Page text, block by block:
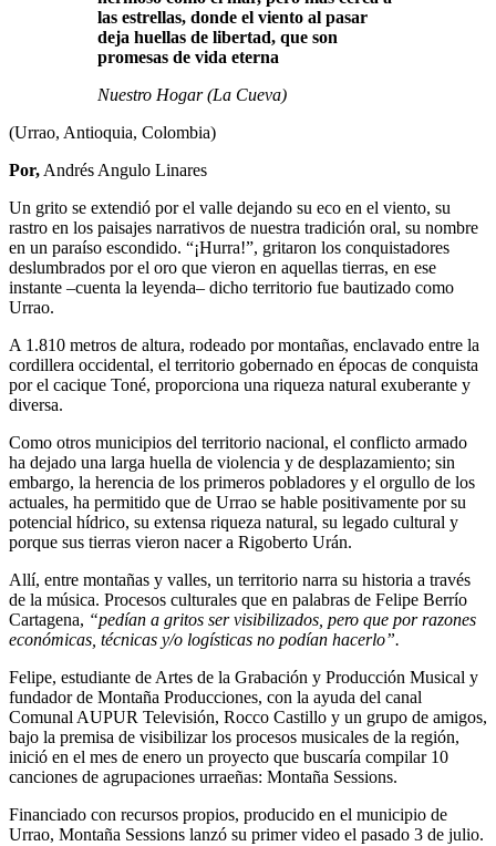
las estrellas, donde el viento al pasar
deja huellas de libertad, que son
promesas de vida eterna
Nuestro Hogar (La Cueva)
(Urrao, Antioquia, Colombia)
Por, Andrés Angulo Linares
Un grito se extendió por el valle dejando su eco en el viento, su
rastro en los paisajes narrativos de nuestra tradición oral, su nombre
en un paraíso escondido. “¡Hurra!”, gritaron los conquistadores
deslumbrados por el oro que vieron en aquellas tierras, en ese
instante –cuenta la leyenda– dicho territorio fue bautizado como
Urrao.
A 1.810 metros de altura, rodeado por montañas, enclavado entre la
cordillera occidental, el territorio gobernado en épocas de conquista
por el cacique Toné, proporciona una riqueza natural exuberante y
diversa.
Como otros municipios del territorio nacional, el conflicto armado
ha dejado una larga huella de violencia y de desplazamiento; sin
embargo, la herencia de los primeros pobladores y el orgullo de los
actuales, ha permitido que de Urrao se hable positivamente por su
potencial hídrico, su extensa riqueza natural, su legado cultural y
porque sus tierras vieron nacer a Rigoberto Urán.
Allí, entre montañas y valles, un territorio narra su historia a través
de la música. Procesos culturales que en palabras de Felipe Berrío
Cartagena, “pedían a gritos ser visibilizados, pero que por razones
económicas, técnicas y/o logísticas no podían hacerlo”.
Felipe, estudiante de Artes de la Grabación y Producción Musical y
fundador de Montaña Producciones, con la ayuda del canal
Comunal AUPUR Televisión, Rocco Castillo y un grupo de amigos,
bajo la premisa de visibilizar los procesos musicales de la región,
inició en el mes de enero un proyecto que buscaría compilar 10
canciones de agrupaciones urraeñas: Montaña Sessions.
Financiado con recursos propios, producido en el municipio de
Urrao, Montaña Sessions lanzó su primer video el pasado 3 de julio.